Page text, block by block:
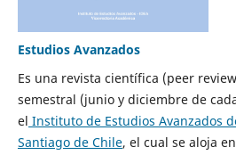
Estudios Avanzados
Es una revista científica (peer
semestral (junio y diciembre de
el Instituto de Estudios Avanzados
Santiago de Chile, el cual se aloja